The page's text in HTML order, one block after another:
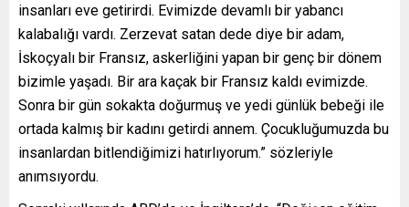
insanları eve getirirdi. Evimizde devamlı bir yabancı
kalabalığı vardı. Zerzevat satan dede diye bir adam,
İskoçyalı bir Fransız, askerliğini yapan bir genç bir dönem
bizimle yaşadı. Bir ara kaçak bir Fransız kaldı evimizde.
Sonra bir gün sokakta doğurmuş ve yedi günlük bebeği ile
ortada kalmış bir kadını getirdi annem. Çocukluğumuzda bu
insanlardan bitlendiğimizi hatırlıyorum.” sözleriyle
anımsıyordu.